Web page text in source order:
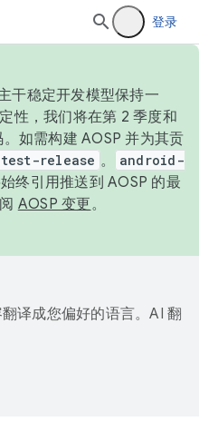
登录
干稳定开发模型保持一
性，我们将在第 2 季度和
如需构建 AOSP 并为其贡
release 。
android-
终引用推送到 AOSP 的最
AOSP 变更。
译成您偏好的语言。AI 翻